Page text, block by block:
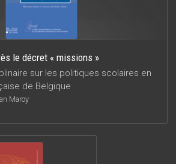
le décret « missions »
sur les politiques scolaires en
de Belgique
Maroy